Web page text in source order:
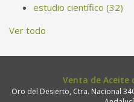
estudio científico (32)
Ver todo
Venta de Aceite
Oro del Desierto, Ctra. Nacional